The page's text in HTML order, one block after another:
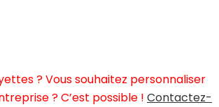
? Vous souhaitez personnaliser
? C’est possible ! Contactez-